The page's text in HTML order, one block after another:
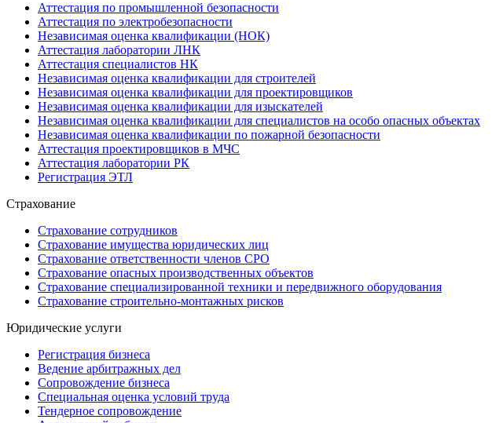
Аттестация по промышленной безопасности
Аттестация по электробезопасности
Независимая оценка квалификации (НОК)
Аттестация лаборатории ЛНК
Аттестация специалистов НК
Независимая оценка квалификации для строителей
Независимая оценка квалификации для проектировщиков
Независимая оценка квалификации для изыскателей
Независимая оценка квалификации для специалистов на особо опасных объектах
Независимая оценка квалификации по пожарной безопасности
Аттестация проектировщиков в МЧС
Аттестация лаборатории РК
Регистрация ЭТЛ
Страхование
Страхование сотрудников
Страхование имущества юридических лиц
Страхование ответственности членов СРО
Страхование опасных производственных объектов
Страхование специализированной техники и передвижного оборудования
Страхование строительно-монтажных рисков
Юридические услуги
Регистрация бизнеса
Ведение арбитражных дел
Сопровождение бизнеса
Специальная оценка условий труда
Тендерное сопровождение